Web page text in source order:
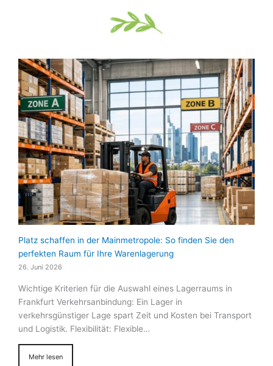
Platz schaffen in der Mainmetropole: So finden Sie den
perfekten Raum für Ihre Warenlagerung
26. Juni 2026
Wichtige Kriterien für die Auswahl eines Lagerraums in
Frankfurt Verkehrsanbindung: Ein Lager in
verkehrsgünstiger Lage spart Zeit und Kosten bei Transport
und Logistik. Flexibilität: Flexible…
Mehr lesen